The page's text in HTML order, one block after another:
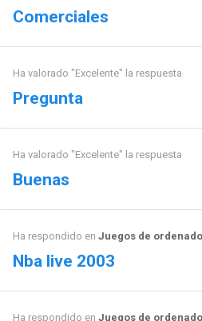
Comerciales
Ha valorado "Excelente" la respuesta
Pregunta
Ha valorado "Excelente" la respuesta
Buenas
Ha respondido en Juegos de
Nba live 2003
Ha respondido en Juegos de